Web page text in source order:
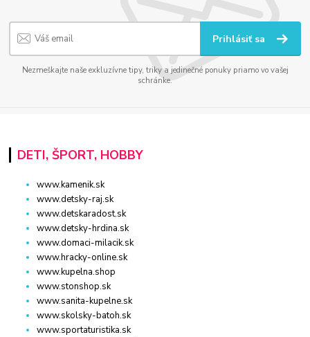
Prihlásiť sa
Nezmeškajte naše exkluzívne tipy, triky a jedinečné ponuky priamo vo vašej
schránke.
DETI, ŠPORT, HOBBY
www.kamenik.sk
www.detsky-raj.sk
www.detskaradost.sk
www.detsky-hrdina.sk
www.domaci-milacik.sk
www.hracky-online.sk
www.kupelna.shop
www.stonshop.sk
www.sanita-kupelne.sk
www.skolsky-batoh.sk
www.sportaturistika.sk